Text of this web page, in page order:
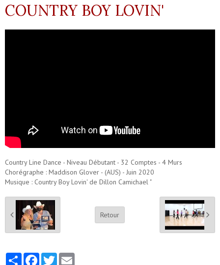
COUNTRY BOY LOVIN'
Country Line Dance - Niveau Débutant - 32 Comptes - 4 Murs
Chorégraphe : Maddison Glover - (AUS) - Juin 2020
Musique : Country Boy Lovin' de Dillon Camichael "
Retour
PartagerFacebookTwitter